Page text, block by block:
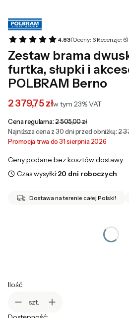
4.83(Oceny: 6 Recenzje: 6)
Zestaw brama
furtka, słupki i
POLBRAM Berno
2 379,75 złw tym 23% VAT
w tym23%VAT
Cena regularna:2 505,00 zł
Najniższa cena z 30 dni przed obniżką: 2
Promocja trwa do 31 sierpnia 2026
Ceny podane bez kosztów dostawy.
Czas wysyłki:20 dni roboczych
Dostawa na terenie całej Polski!
Ilość
szt.